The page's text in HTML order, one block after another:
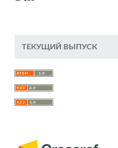
ТЕКУЩИЙ ВЫПУСК